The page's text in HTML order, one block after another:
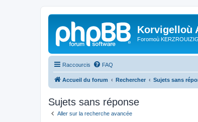
Korvigelloù
Foromoù KERZROUIZIG
Raccourcis FAQ
Accueil du forum Rechercher Sujets sans
Sujets sans réponse
Aller sur la recherche avancée